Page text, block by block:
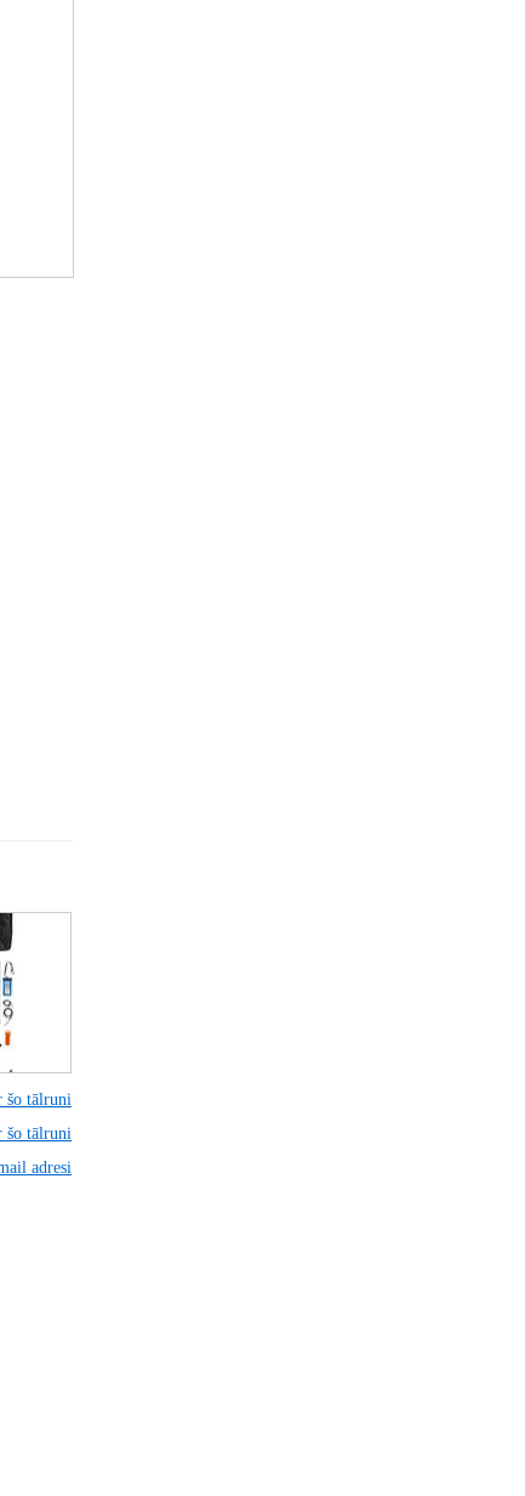
šo tālruni
šo tālruni
adresi